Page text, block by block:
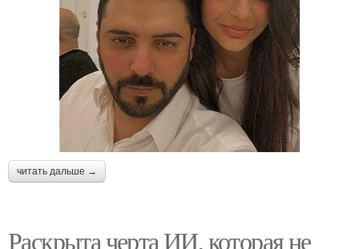
читать дальше →
Раскрыта черта ИИ, которая не